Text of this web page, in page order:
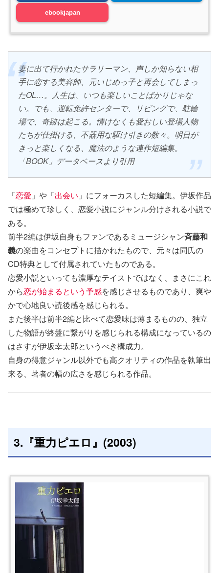
ebookjapan
妻に出て行かれたサラリーマン、声しか知らない相
手に恋する美容師、元いじめっ子と再会してしまっ
たOL…。人生は、いつも楽しいことばかりじゃな
い。でも、運転免許センターで、リビングで、駐輪
場で、奇跡は起こる。情けなくも愛おしい登場人物
たちが仕掛ける、不器用な駆け引きの数々。明日が
きっと楽しくなる、魔法のような連作短編集。
「BOOK」データベースより引用
「恋愛 」や「出会い 」にフォーカスした短編集。伊坂作品
では極めて珍しく、恋愛小説にジャンル分けされる小説で
ある。
前半2編は伊坂自身もファンであるミュージシャン斉藤和
義の楽曲をコンセプトに描かれたもので、元々は同氏の
CD特典として付属されていたものである。
恋愛小説といっても濃厚なテイストではなく、まさにこれ
から恋が始まるという予感を感じさせるものであり、爽や
かで心地良い読後感を感じられる。
また後半は前半2編と比べて恋愛味は薄まるものの、独立
した物語が終盤に繋がりを感じられる構成になっているの
はさすが伊坂幸太郎というべき構成力。
自身の得意ジャンル以外でも高クオリティの作品を執筆出
来る、著者の幅の広さを感じられる作品。
3.『重力ピエロ』(2003)